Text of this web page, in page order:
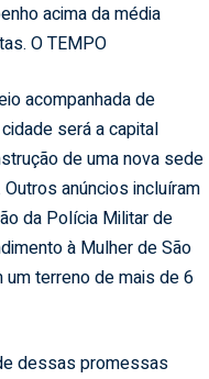
acima da média
O TEMPO
acompanhada de
será a capital
de uma nova sede
anúncios incluíram
da Polícia Militar de
à Mulher de São
terreno de mais de 6
dessas promessas